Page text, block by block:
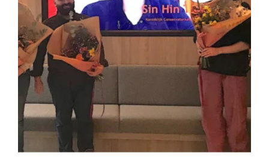
Semaine de la Musique belge, suite et fin avec le ...